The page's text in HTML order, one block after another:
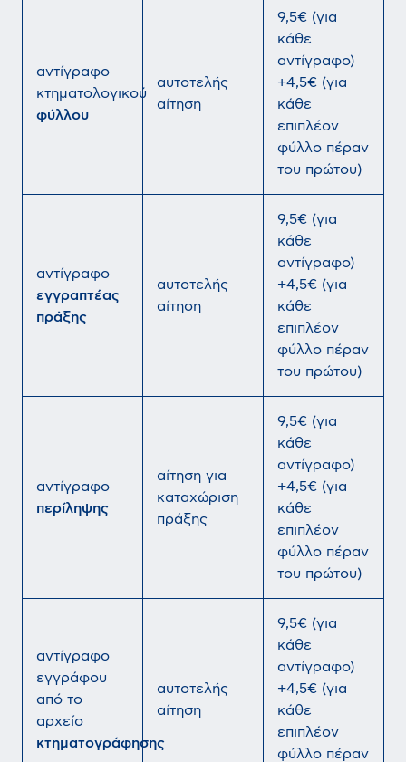
αντίγραφο
κτηματολογικού
φύλλου
αυτοτελής
αίτηση
9,5€ (για
κάθε
αντίγραφο)
+4,5€ (για
κάθε
επιπλέον
φύλλο πέραν
του πρώτου)
αντίγραφο
εγγραπτέας
πράξης
αυτοτελής
αίτηση
9,5€ (για
κάθε
αντίγραφο)
+4,5€ (για
κάθε
επιπλέον
φύλλο πέραν
του πρώτου)
αντίγραφο
περίληψης
αίτηση για
καταχώριση
πράξης
9,5€ (για
κάθε
αντίγραφο)
+4,5€ (για
κάθε
επιπλέον
φύλλο πέραν
του πρώτου)
αντίγραφο
εγγράφου
από το
αρχείο
κτηματογράφησης
αυτοτελής
αίτηση
9,5€ (για
κάθε
αντίγραφο)
+4,5€ (για
κάθε
επιπλέον
φύλλο πέραν